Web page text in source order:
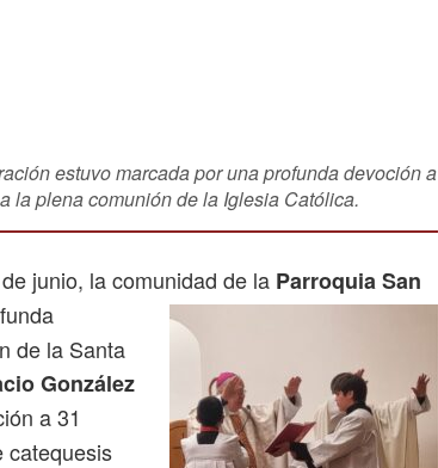
estuvo marcada por una profunda devoción a
la plena comunión de la Iglesia Católica.
junio, la comunidad de la Parroquia San
de la Santa
González
a 31
catequesis